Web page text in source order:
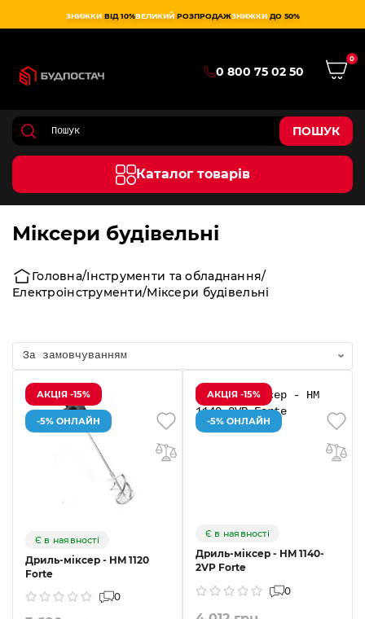
ЗНИЖКИ ВІД 10%ВЕЛИКИЙ РОЗПРОДАЖЗНИЖКИ ДО 50%
0 800 75 02 50
0
ПОШУК
Каталог товарів
Міксери будівельні
Головна Інструменти та обладнання
Електроінструменти Міксери будівельні
АКЦІЯ -15%
-5% ОНЛАЙН
Є в наявності
Дриль-міксер - HM 1120
Forte
0
АКЦІЯ -15%
-5% ОНЛАЙН
Є в наявності
Дриль-міксер - HM 1140-
2VP Forte
0